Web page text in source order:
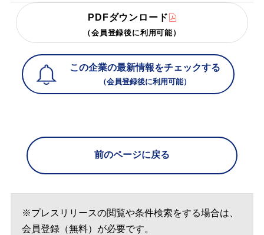
PDFダウンロード
（会員登録後に利用可能）
この企業の最新情報をチェックする
（会員登録後に利用可能）
前のページに戻る
※プレスリリースの閲覧や条件検索をする場合は、
会員登録（無料）が必要です。